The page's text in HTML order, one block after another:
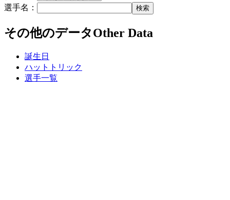
選手名：
検索
その他のデータOther Data
誕生日
ハットトリック
選手一覧